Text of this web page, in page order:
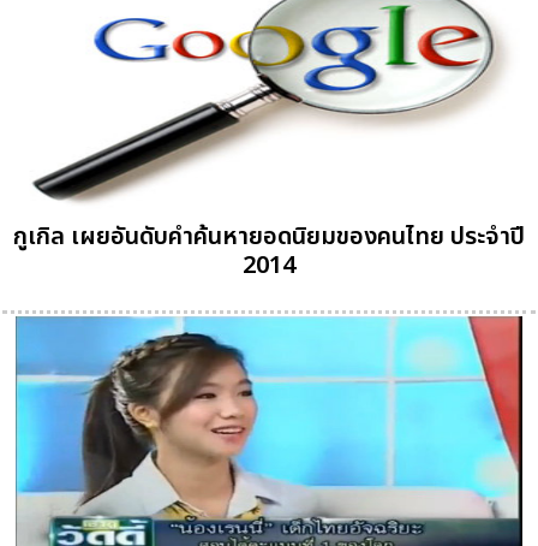
กูเกิล เผยอันดับคำค้นหายอดนิยมของคนไทย ประจำปี
2014